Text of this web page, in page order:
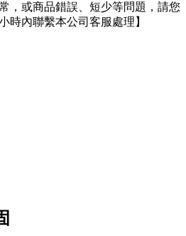
，或商品錯誤、短少等問題，請您
時內聯繫本公司客服處理】